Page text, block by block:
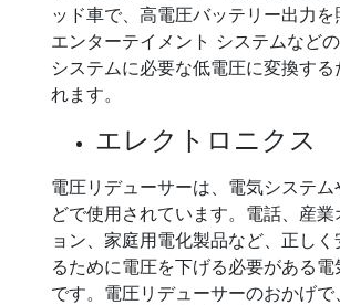
ッド車で、高電圧バッテリー出力を
エンターテイメント システムなど
システムに必要な低電圧に変換する
れます。
エレクトロニクス
電圧リデューサーは、電気システム
どで使用されています。電話、産
ョン、家庭用電化製品など、正し
るために電圧を下げる必要がある
です。電圧リデューサーのおかげ